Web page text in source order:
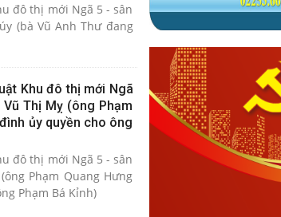
đô thị mới Ngã 5 - sân
(bà Vũ Anh Thư đang
Khu đô thị mới Ngã
Thị Mỵ (ông Phạm
ủy quyền cho ông
đô thị mới Ngã 5 - sân
Phạm Quang Hưng
Phạm Bá Kỉnh)